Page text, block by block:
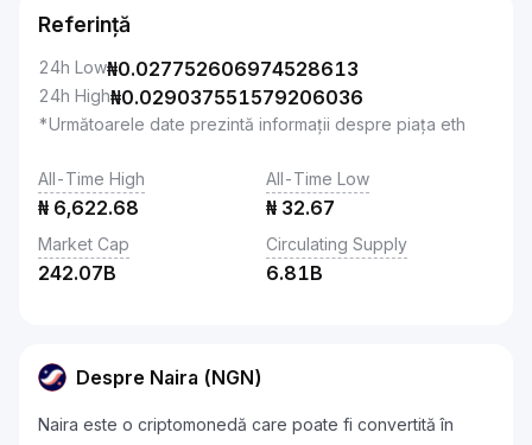
Referință
24h Low₦0.027752606974528613
24h High₦0.029037551579206036
*Următoarele date prezintă informații despre piața eth
All-Time High
₦ 6,622.68
All-Time Low
₦ 32.67
Market Cap
242.07B
Circulating Supply
6.81B
Despre Naira (NGN)
Naira este o criptomonedă care poate fi convertită în